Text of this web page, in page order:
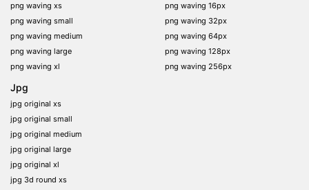
png waving xs
png waving small
png waving medium
png waving large
png waving xl
png waving 16px
png waving 32px
png waving 64px
png waving 128px
png waving 256px
Jpg
jpg original xs
jpg original small
jpg original medium
jpg original large
jpg original xl
jpg 3d round xs